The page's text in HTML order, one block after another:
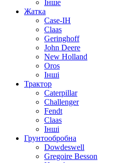
Інше
Жатка
Case-IH
Claas
Geringhoff
John Deere
New Holland
Oros
Інші
Трактор
Caterpillar
Challenger
Fendt
Claas
Інші
Грунтообробна
Dowdeswell
Gregoire Besson